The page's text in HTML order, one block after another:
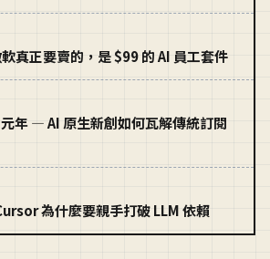
真正要賣的，是 $99 的 AI 員工套件
年 — AI 原生新創如何瓦解傳統訂閱
為什麼要親手打破 LLM 依賴